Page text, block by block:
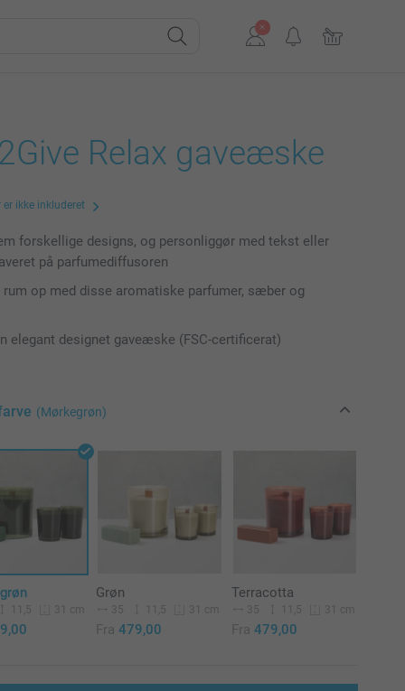
Relax gaveæske
ikke inkluderet
forskellige designs, og personliggør med tekst eller
på parfumediffusoren
rum op med disse aromatiske parfumer, sæber og
elegant designet gaveæske (FSC-certificerat)
(Mørkegrøn)
11,5 31 cm
Grøn
35 11,5 31 cm
Fra 479,00
Terracotta
35 11,5 31 cm
Fra 479,00